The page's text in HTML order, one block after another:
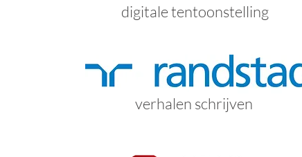
digitale tentoonstelling
verhalen schrijven